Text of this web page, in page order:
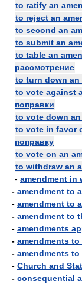
to ratify an
to reject an
to second an
to submit an
to table an
рассмотрение
to turn down an
to vote against
поправки
to vote down
to vote in favor
поправку
to vote on an
to withdraw an
- amendment in
- amendment to
- amendment to
- amendment to
- amendments
- amendments
- amendments to
- Church and
- consequential